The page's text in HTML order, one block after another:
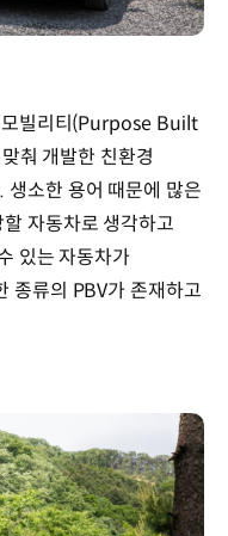
모빌리티(Purpose Built
춰 개발한 친환경
생소한 용어 때문에 많은
자동차로 생각하고
있는 자동차가
종류의 PBV가 존재하고